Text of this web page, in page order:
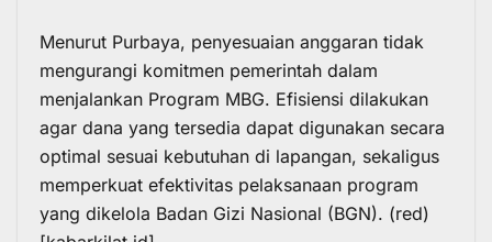
Menurut Purbaya, penyesuaian anggaran tidak
mengurangi komitmen pemerintah dalam
menjalankan Program MBG. Efisiensi dilakukan
agar dana yang tersedia dapat digunakan secara
optimal sesuai kebutuhan di lapangan, sekaligus
memperkuat efektivitas pelaksanaan program
yang dikelola Badan Gizi Nasional (BGN). (red)